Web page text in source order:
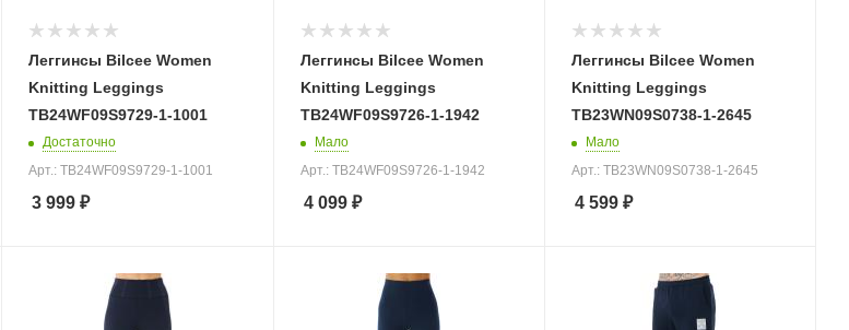
Леггинсы Bilcee Women
Knitting Leggings
TB24WF09S9729-1-1001
Достаточно
Арт.: TB24WF09S9729-1-1001
3 999 ₽
Леггинсы Bilcee Women
Knitting Leggings
TB24WF09S9726-1-1942
Мало
Арт.: TB24WF09S9726-1-1942
4 099₽
Леггинсы Bilcee Women
Knitting Leggings
TB23WN09S0738-1-2645
Мало
Арт.: TB23WN09S0738-1-2645
4 599₽